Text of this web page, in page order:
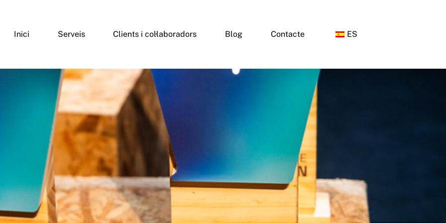
Inici Serveis Clients i col·laboradors Blog Contacte ES